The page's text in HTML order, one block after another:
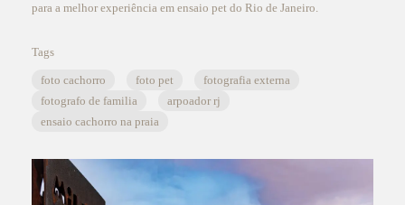
para a melhor experiência em ensaio pet do Rio de Janeiro.
Tags
foto cachorro foto pet
fotografia externa
fotografo de familia
arpoador rj
ensaio cachorro na praia